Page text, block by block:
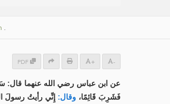
.
PDF + -
عن ابن عباس رضي الله عنهما قال:
فَشَرِبَ قَائِمًا، وقال: إِنِّي رأيتُ رسولَ